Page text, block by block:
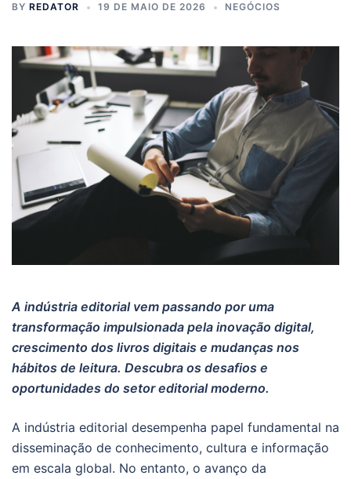
BY REDATOR 19 DE MAIO DE 2026 NEGÓCIOS
A indústria editorial vem passando por uma
transformação impulsionada pela inovação digital,
crescimento dos livros digitais e mudanças nos
hábitos de leitura. Descubra os desafios e
oportunidades do setor editorial moderno.
A indústria editorial desempenha papel fundamental na
disseminação de conhecimento, cultura e informação
em escala global. No entanto, o avanço da